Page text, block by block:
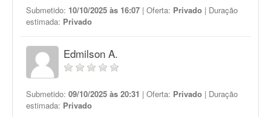
Submetido: 10/10/2025 às 16:07 | Oferta: Privado | Duração
estimada: Privado
Edmilson A.
Submetido: 09/10/2025 às 20:31 | Oferta: Privado | Duração
estimada: Privado